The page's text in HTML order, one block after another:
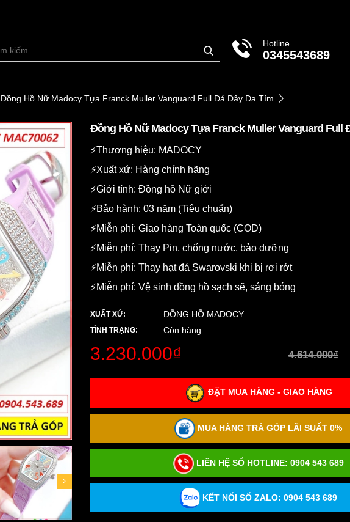
Hotline
0345543689
Đồng Hồ Nữ Madocy Tựa Franck Muller Vanguard Full Đá Dây Da Tím
Đồng Hồ Nữ Madocy Tựa Franck Muller Vanguard Full
⚡️Thương hiệu: MADOCY
⚡️Xuất xứ: Hàng chính hãng
⚡️Giới tính: Đồng hồ Nữ giới
⚡️Bảo hành: 03 năm (Tiêu chuẩn)
⚡️Miễn phí: Giao hàng Toàn quốc (COD)
⚡️Miễn phí: Thay Pin, chống nước, bảo dưỡng
⚡️Miễn phí: Thay hạt đá Swarovski khi bị rơi rớt
⚡️Miễn phí: Vệ sinh đồng hồ sạch sẽ, sáng bóng
XUẤT XỨ: ĐỒNG HỒ MADOCY
TÌNH TRẠNG: Còn hàng
3.230.000₫ 4.614.000₫
ĐẶT MUA HÀNG - GIAO HÀNG
MUA HÀNG TRẢ GÓP LÃI SUẤT 0%
LIÊN HỆ SỐ HOTLINE: 0904 543 689
KẾT NỐI SỐ ZALO: 0904 543 689